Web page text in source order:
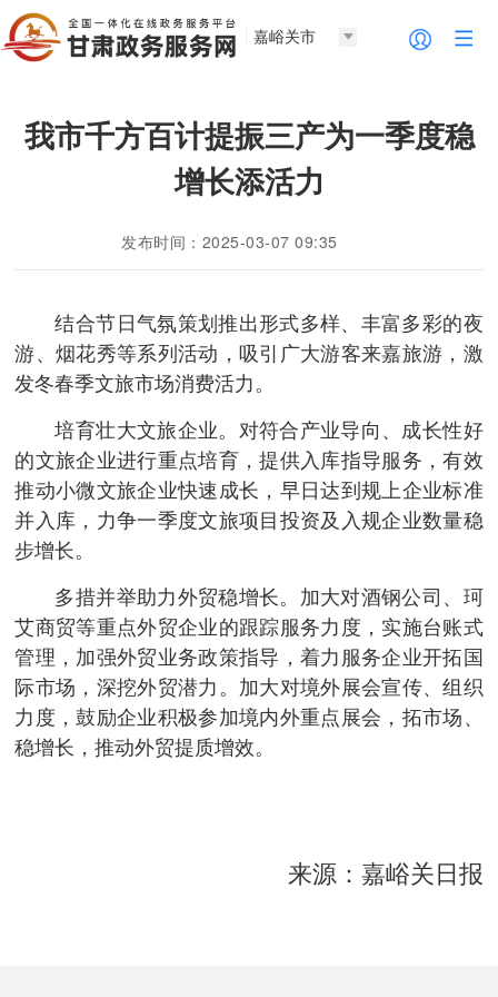
嘉峪关市
我市千方百计提振三产为一季度稳
增长添活力
发布时间：2025-03-07 09:35
结合节日气氛策划推出形式多样、丰富多彩的夜
游、烟花秀等系列活动，吸引广大游客来嘉旅游，激
发冬春季文旅市场消费活力。
培育壮大文旅企业。对符合产业导向、成长性好
的文旅企业进行重点培育，提供入库指导服务，有效
推动小微文旅企业快速成长，早日达到规上企业标准
并入库，力争一季度文旅项目投资及入规企业数量稳
步增长。
多措并举助力外贸稳增长。加大对酒钢公司、珂
艾商贸等重点外贸企业的跟踪服务力度，实施台账式
管理，加强外贸业务政策指导，着力服务企业开拓国
际市场，深挖外贸潜力。加大对境外展会宣传、组织
力度，鼓励企业积极参加境内外重点展会，拓市场、
稳增长，推动外贸提质增效。
来源：嘉峪关日报